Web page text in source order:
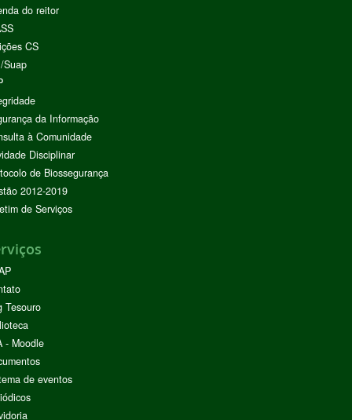
do reitor
CS
Suap
da Informação
à Comunidade
Disciplinar
de Biossegurança
2012-2019
de Serviços
Tesouro
- Moodle
de eventos